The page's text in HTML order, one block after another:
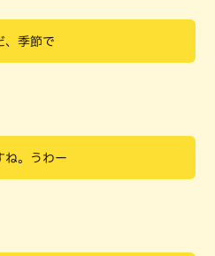
、季節で
ね。うわー